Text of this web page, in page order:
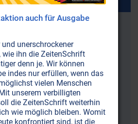
mit:
auch für Ausgabe
unerschrockener
ihn die ZeitenSchrift
denn je. Wir können
indes nur erfüllen, wenn das
vielen Menschen
unserem verbilligten
die ZeitenSchrift weiterhin
wie möglich bleiben. Womit
konfrontiert sind, ist die